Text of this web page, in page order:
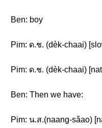
Ben: boy
Pim: ด.ช. (dèk-chaai)
Pim: ด.ช. (dèk-chaai)
Ben: Then we have:
Pim: น.ส.(naang-sǎao)